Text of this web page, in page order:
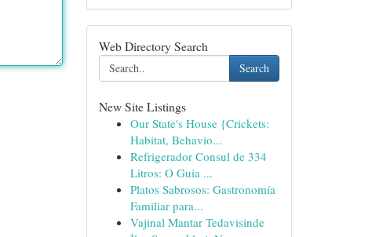
Web Directory Search
Search
New Site Listings
Our State's House {Crickets:
Habitat, Behavio...
Refrigerador Consul de 334
Litros: O Guia ...
Platos Sabrosos: Gastronomía
Familiar para...
Vajinal Mantar Tedavisinde